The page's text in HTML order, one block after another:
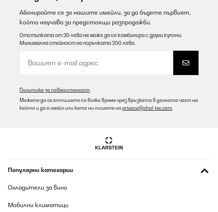
Абонирайте се за нашите имейли, за да бъдете първият,
който научава за предстоящи разпродажби.
Отстъпката от 20 лева не може да се комбинира с други купони.
Минимална стойност на поръчката 200 лева.
Политика за поверителност
Можете да се отпишете по всяко време чрез връзката в долната част на
който и да е имейл или като ни пишете на privacy@chal-tec.com
Популярни категории
Охладители за вино
Мобилни климатици